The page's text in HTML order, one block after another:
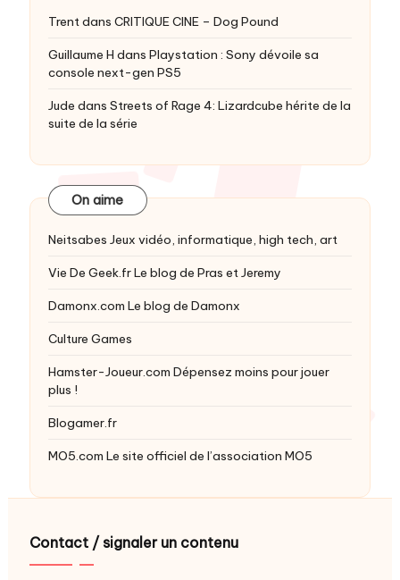
Trentdans CRITIQUE CINE – Dog Pound
Guillaume H dans Playstation : Sony dévoile sa
console next-gen PS5
Jude dans Streets of Rage 4: Lizardcube hérite de la
suite de la série
On aime
Neitsabes Jeux vidéo, informatique, high tech, art
Vie De Geek.frLe blog de Pras et Jeremy
Damonx.com Le blog de Damonx
Culture Games
Hamster-Joueur.com Dépensez moins pour jouer
plus !
Blogamer.fr
MO5.com Le site officiel de l’association MO5
Contact / signaler un contenu